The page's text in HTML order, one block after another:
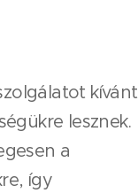
kívánt
lesznek.
a
így